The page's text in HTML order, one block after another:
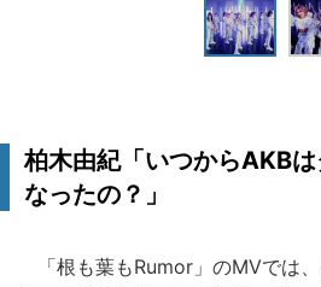
柏木由紀「いつからAKB
なったの？」
「根も葉もRumor」のMVでは